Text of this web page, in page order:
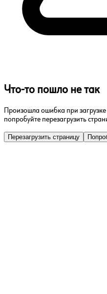
Что-то пошло не так
Произошла ошибка при
попробуйте перезагрузить
Перезагрузить страницу